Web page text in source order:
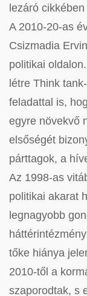
lezáró
A 2010-20-as
Csizmadia
politikai
létre Think
feladattal is,
egyre növekvő
elsőségét
párttagok, a
Az 1998-as
politikai akarat
legnagyobb
tőke hiánya
2010-től a
szaporodtak, s